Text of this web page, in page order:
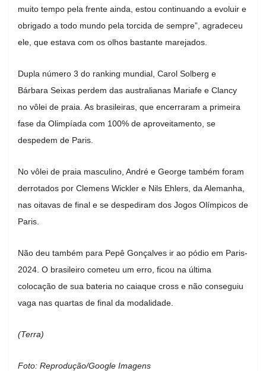
muito tempo pela frente ainda, estou continuando a evoluir e
obrigado a todo mundo pela torcida de sempre”, agradeceu
ele, que estava com os olhos bastante marejados.
Dupla número 3 do ranking mundial, Carol Solberg e
Bárbara Seixas perdem das australianas Mariafe e Clancy
no vôlei de praia. As brasileiras, que encerraram a primeira
fase da Olimpíada com 100% de aproveitamento, se
despedem de Paris.
No vôlei de praia masculino, André e George também foram
derrotados por Clemens Wickler e Nils Ehlers, da Alemanha,
nas oitavas de final e se despediram dos Jogos Olímpicos de
Paris.
Não deu também para Pepê Gonçalves ir ao pódio em Paris-
2024. O brasileiro cometeu um erro, ficou na última
colocação de sua bateria no caiaque cross e não conseguiu
vaga nas quartas de final da modalidade.
(Terra)
Foto: Reprodução/Google Imagens